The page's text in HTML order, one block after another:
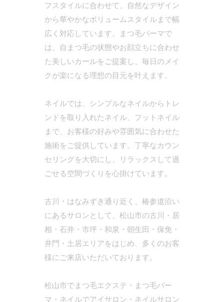
フスタイルに合わせて、自然なデザイン
から華やかなボリュームスタイルまで幅
広く対応しています。まつ毛パーマで
は、自まつ毛の状態やお顔立ちに合わせ
た美しいカールをご提案し、毎日のメイ
クが楽になる理想の目元を叶えます。
ネイルでは、シンプルなネイルからトレ
ンドを取り入れたネイル、フットネイル
まで、お客様の好みや雰囲気に合わせた
施術をご提供しています。丁寧なカウン
セリングを大切にし、リラックスして過
ごせる空間づくりを心掛けています。
古川・はなみずき通り近く、椿参道沿い
にあるサロンとして、松山市の古川・居
相・石井・市坪・和泉・朝生田・保免・
井門・土居エリアをはじめ、多くのお客
様にご来店いただいております。
松山市でまつ毛エクステ・まつ毛パー
マ・ネイルでアイサロン・ネイルサロン